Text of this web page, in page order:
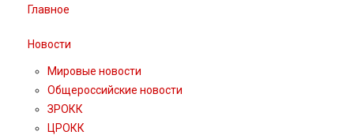
Главное
Новости
Мировые новости
Общероссийские новости
ЗРОКК
ЦРОКК